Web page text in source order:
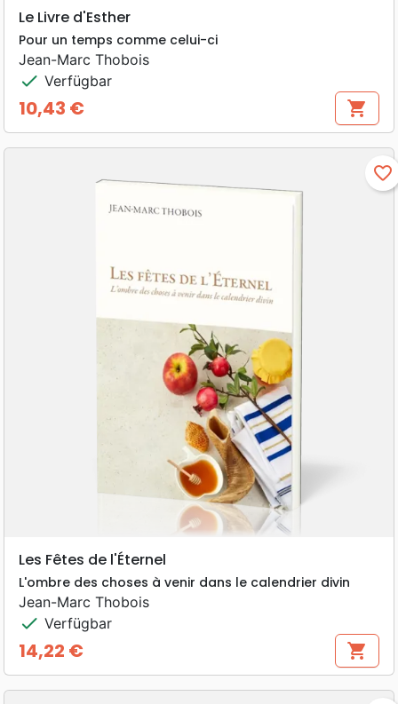
Le Livre d'Esther
Pour un temps comme celui-ci
Jean-Marc Thobois
check Verfügbar
Preis
10,43 € shopping_cart
favorite_border
Les Fêtes de l'Éternel
L'ombre des choses à venir dans le calendrier divin
Jean-Marc Thobois
check Verfügbar
Preis
14,22 € shopping_cart